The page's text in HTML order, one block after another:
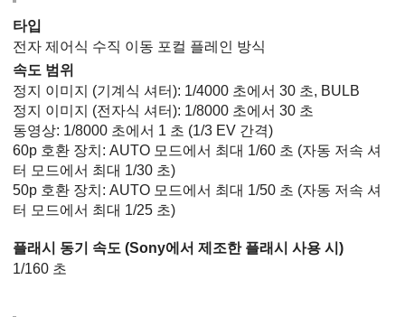
타입
전자 제어식 수직 이동 포컬 플레인 방식
속도 범위
정지 이미지 (기계식 셔터): 1/4000 초에서 30 초, BULB
정지 이미지 (전자식 셔터): 1/8000 초에서 30 초
동영상: 1/8000 초에서 1 초 (1/3 EV 간격)
60p 호환 장치: AUTO 모드에서 최대 1/60 초 (자동 저속 셔
터 모드에서 최대 1/30 초)
50p 호환 장치: AUTO 모드에서 최대 1/50 초 (자동 저속 셔
터 모드에서 최대 1/25 초)
플래시 동기 속도 (Sony에서 제조한 플래시 사용 시)
1/160 초